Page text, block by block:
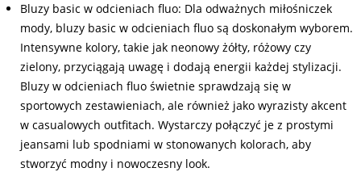
Bluzy basic w odcieniach fluo: Dla odważnych miłośniczek
mody, bluzy basic w odcieniach fluo są doskonałym wyborem.
Intensywne kolory, takie jak neonowy żółty, różowy czy
zielony, przyciągają uwagę i dodają energii każdej stylizacji.
Bluzy w odcieniach fluo świetnie sprawdzają się w
sportowych zestawieniach, ale również jako wyrazisty akcent
w casualowych outfitach. Wystarczy połączyć je z prostymi
jeansami lub spodniami w stonowanych kolorach, aby
stworzyć modny i nowoczesny look.